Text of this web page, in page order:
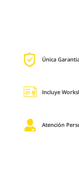
Única
Incluye
Atención